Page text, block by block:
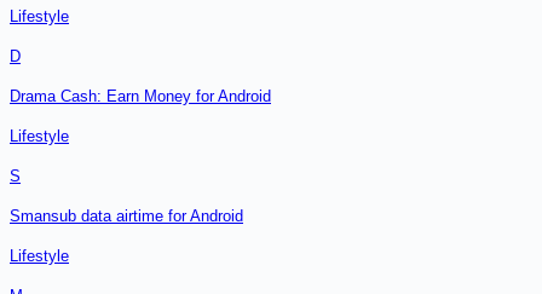
Lifestyle
D
Drama Cash: Earn Money for Android
Lifestyle
S
Smansub data airtime for Android
Lifestyle